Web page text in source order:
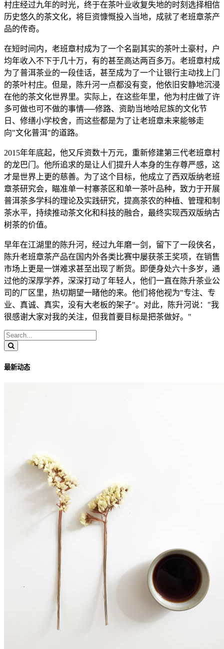
村庄经过九年的时光，终于在茶叶业收复失地的时刻选择相信
历史悠久的茶文化，将巨资慷慨投入当地，成就了老班章茶产
品的传奇。
在短时间内，老班章村成为了一个名副其实的茶叶土豪村，户
均年收入不下于几十万，有的甚至高达两百多万。老班章村成
为了普洱茶业的一段佳话，甚至成为了一个让银行主动找上门
的茶叶村庄。但是，陈升河一点都没有变，他依旧安静地沉浸
在他的茶文化世界里。实际上，在这些年里，他为村庄做了许
多可做也可不做的事情──修路、资助当地哈尼族的文化节
日、修缮小学校舍，而这些都是为了让老班章未来能够走
向"文化普洱"的道路。
2015年年底起，他又斥资数十万元，重新修建第三代老班章村
的龙巴门。他所追求的是让人们提升人本身的生存尊严感，这
才是世界上更的慈善。为了这个目标，他成立了西双版纳老班
章茶研究会，瞄准单一村寨茶区和单一茶叶品种，致力于开展
普洱茶多学科的理论及实践研究，提高茶农的种植、管理和制
茶水平，持续推动茶文化和科技的融合，最终实现西双版纳古
树茶的价值。
早年在江湖里的陈升河，经过九年磨一剑，留下了一段侠名，
陈升老班章茶产品在国内外各类比赛中屡获茶王奖项，在销售
市场上更是一饼难求甚至出现了断货。即便身处六十多岁，通
过他的深厚学养，深深打动了年轻人，他们一直在陈升茶业公
司的厂区里，热切期望一睹他的来。他们将他视为"专注、专
业、真诚、真实，没有大老板的架子"。对此，陈升河说："我
很感谢大家对我的关注，但我首要目标是把茶做好。"
最新动态